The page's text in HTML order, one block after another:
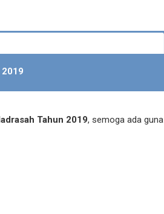
2019
Tahun 2019, semoga ada guna